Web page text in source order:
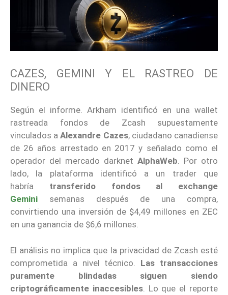
CAZES, GEMINI Y EL RASTREO DE
DINERO
Según el informe. Arkham identificó en una wallet
rastreada fondos de Zcash supuestamente
vinculados aAlexandre Cazes, ciudadano canadiense
de 26 años arrestado en 2017 y señalado como el
operador del mercado darknet AlphaWeb. Por otro
lado, la plataforma identificó a un trader que
habría transferido fondos al exchange
Gemini semanas después de una compra,
convirtiendo una inversión de $4,49 millones en ZEC
en una ganancia de $6,6 millones.
El análisis no implica que la privacidad de Zcash esté
comprometida a nivel técnico. Las transacciones
puramente blindadas siguen siendo
criptográficamente inaccesibles. Lo que el reporte